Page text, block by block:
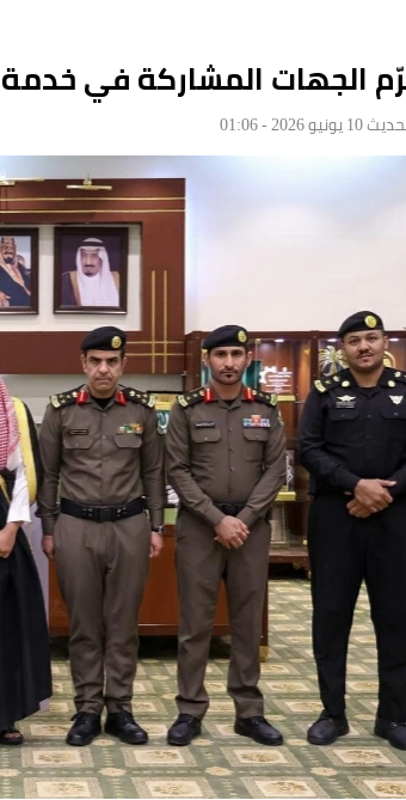
الجهات المشاركة في